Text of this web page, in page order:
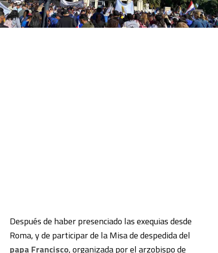
Después de haber presenciado las exequias desde
Roma, y de participar de la Misa de despedida del
papa Francisco, organizada por el arzobispo de